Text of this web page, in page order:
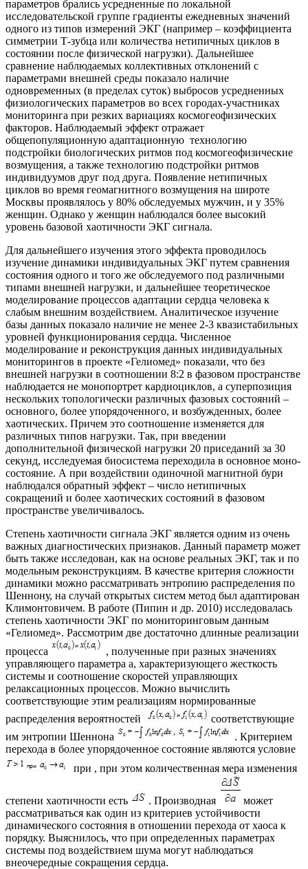
параметров брались усредненные по локальной
исследовательской группе градиенты ежедневных значений
одного из типов измерений ЭКГ (например – коэффициента
симметрии Т-зубца или количества нетипичных циклов в
состоянии после физической нагрузки). Дальнейшее
сравнение наблюдаемых коллективных отклонений с
параметрами внешней среды показало наличие
одновременных (в пределах суток) выбросов усредненных
физиологических параметров во всех городах-участниках
мониторинга при резких вариациях космогеофизических
факторов. Наблюдаемый эффект отражает
общепопуляционную адаптационную технологию
подстройки биологических ритмов под космогеофизические
возмущения, а также технологию подстройки ритмов
индивидуумов друг под друга. Появление нетипичных
циклов во время геомагнитного возмущения на широте
Москвы проявлялось у 80% обследуемых мужчин, и у 35%
женщин. Однако у женщин наблюдался более высокий
уровень базовой хаотичности ЭКГ сигнала.
Для дальнейшего изучения этого эффекта проводилось
изучение динамики индивидуальных ЭКГ путем сравнения
состояния одного и того же обследуемого под различными
типами внешней нагрузки, и дальнейшее теоретическое
моделирование процессов адаптации сердца человека к
слабым внешним воздействием. Аналитическое изучение
базы данных показало наличие не менее 2-3 квазистабильных
уровней функционирования сердца. Численное
моделирование и реконструкция данных индивидуальных
мониторингов в проекте «Гелиомед» показали, что без
внешней нагрузки в соотношении 8:2 в фазовом пространстве
наблюдается не монопортрет кардиоциклов, а суперпозиция
нескольких топологически различных фазовых состояний –
основного, более упорядоченного, и возбужденных, более
хаотических. Причем это соотношение изменяется для
различных типов нагрузки. Так, при введении
дополнительной физической нагрузки 20 приседаний за 30
секунд, исследуемая биосистема переходила в основное моно-
состояние. А при воздействии одиночной магнитной бури
наблюдался обратный эффект – число нетипичных
сокращений и более хаотических состояний в фазовом
пространстве увеличивалось.
Степень хаотичности сигнала ЭКГ является одним из очень
важных диагностических признаков. Данный параметр может
быть также исследован, как на основе реальных ЭКГ, так и по
модельным реконструкциям. В качестве критерия сложности
динамики можно рассматривать энтропию распределения по
Шеннону, на случай открытых систем метод был адаптирован
Климонтовичем. В работе (Пипин и др. 2010) исследовалась
степень хаотичности ЭКГ по мониторинговым данным
«Гелиомед». Рассмотрим две достаточно длинные реализации
процесса
, полученные при разных значениях
управляющего параметра a, характеризующего жесткость
системы и соотношение скоростей управляющих
релаксационных процессов. Можно вычислить
соответствующие этим реализациям нормированные
распределения вероятностей
соответствующие
им энтропии Шеннона
. Критерием
перехода в более упорядоченное состояние являются условие
при , при этом количественная мера изменения
степени хаотичности есть . Производная
может
рассматриваться как один из критериев устойчивости
динамического состояния в отношении перехода от хаоса к
порядку. Выяснилось, что при определенных параметрах
системы под воздействием шума могут наблюдаться
внеочередные сокращения сердца.